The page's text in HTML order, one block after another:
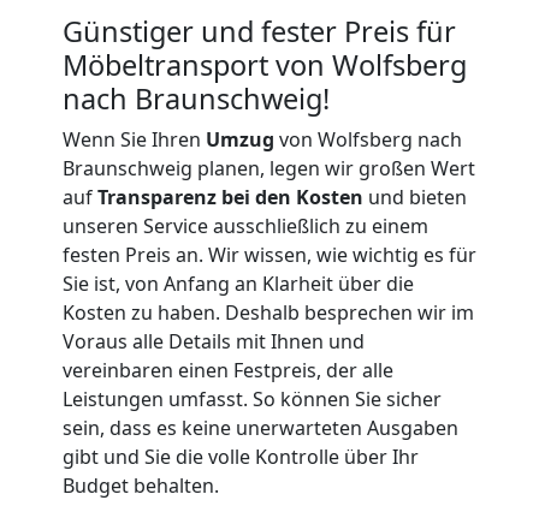
Günstiger und fester Preis für
Möbeltransport von Wolfsberg
nach Braunschweig!
Wenn Sie Ihren Umzug von Wolfsberg nach
Braunschweig planen, legen wir großen Wert
aufTransparenz bei den Kosten und bieten
unseren Service ausschließlich zu einem
festen Preis an. Wir wissen, wie wichtig es für
Sie ist, von Anfang an Klarheit über die
Kosten zu haben. Deshalb besprechen wir im
Voraus alle Details mit Ihnen und
vereinbaren einen Festpreis, der alle
Leistungen umfasst. So können Sie sicher
sein, dass es keine unerwarteten Ausgaben
gibt und Sie die volle Kontrolle über Ihr
Budget behalten.
Expressumzug
Wolfsberg
Tragehilfe
Wolfsberg
Kleiner
Umzug
Wolfsberg